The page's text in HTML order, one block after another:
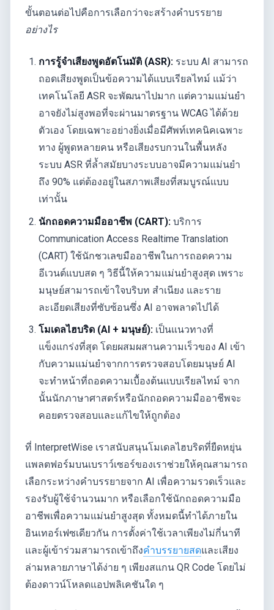
ขั้นตอนต่อไปคือการเลือกว่าจะสร้างคำบรรยาย
อย่างไร
การรู้จำเสียงพูดอัตโนมัติ (ASR): ระบบ AI สามารถ
ถอดเสียงพูดเป็นข้อความได้แบบเรียลไทม์ แม้ว่า
เทคโนโลยี ASR จะพัฒนาไปมาก แต่ความแม่นยำ
อาจยังไม่สูงพอที่จะผ่านมาตรฐาน WCAG ได้ด้วย
ตัวเอง โดยเฉพาะอย่างยิ่งเมื่อมีศัพท์เทคนิคเฉพาะ
ทาง ผู้พูดหลายคน หรือเสียงรบกวนในพื้นหลัง
ระบบ ASR ที่ล้ำสมัยบางระบบอาจมีความแม่นยำ
ถึง 90% แต่ต้องอยู่ในสภาพเสียงที่สมบูรณ์แบบ
เท่านั้น
นักถอดความมืออาชีพ (CART): บริการ
Communication Access Realtime Translation
(CART) ใช้นักชวเลขมืออาชีพในการถอดความ
อีเวนต์แบบสด ๆ วิธีนี้ให้ความแม่นยำสูงสุด เพราะ
มนุษย์สามารถเข้าใจบริบท สำเนียง และราย
ละเอียดเสียงที่ซับซ้อนซึ่ง AI อาจพลาดไปได้
โมเดลไฮบริด (AI + มนุษย์): เป็นแนวทางที่
แข็งแกร่งที่สุด โดยผสมผสานความเร็วของ AI เข้า
กับความแม่นยำจากการตรวจสอบโดยมนุษย์ AI
จะทำหน้าที่ถอดความเบื้องต้นแบบเรียลไทม์ จาก
นั้นนักภาษาศาสตร์หรือนักถอดความมืออาชีพจะ
คอยตรวจสอบและแก้ไขให้ถูกต้อง
ที่ InterpretWise เราสนับสนุนโมเดลไฮบริดที่ยืดหยุ่น
แพลตฟอร์มบนเบราว์เซอร์ของเราช่วยให้คุณสามารถ
เลือกระหว่างคำบรรยายจาก AI เพื่อความรวดเร็วและ
รองรับผู้ใช้จำนวนมาก หรือเลือกใช้นักถอดความมือ
อาชีพเพื่อความแม่นยำสูงสุด ทั้งหมดนี้ทำได้ภายใน
อินเทอร์เฟซเดียวกัน การตั้งค่าใช้เวลาเพียงไม่กี่นาที
และผู้เข้าร่วมสามารถเข้าถึงคำบรรยายสดและเสียง
ล่ามหลายภาษาได้ง่าย ๆ เพียงสแกน QR Code โดยไม่
ต้องดาวน์โหลดแอปพลิเคชันใด ๆ